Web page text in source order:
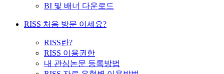
BI 및 배너 다운로드
RISS 처음 방문 이세요?
RISS란?
RISS 이용권한
내 관심논문 등록방법